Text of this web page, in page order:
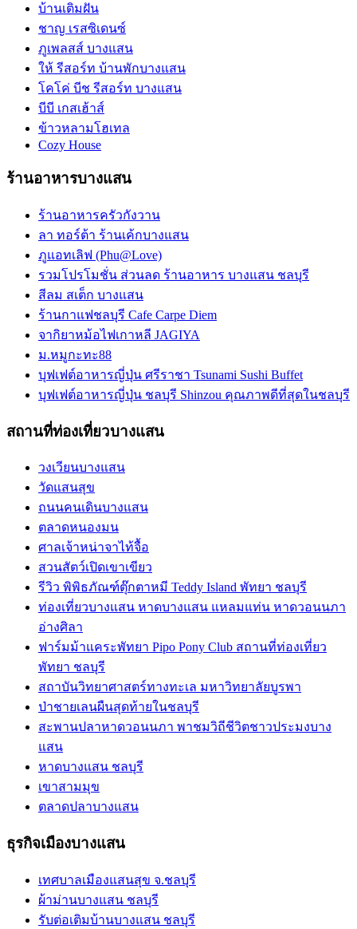
บ้านเติมฝัน
ชาญ เรสซิเดนซ์
ภูเพลสส์ บางแสน
ให้ รีสอร์ท บ้านพักบางแสน
โคโค่ บีช รีสอร์ท บางแสน
บีบี เกสเฮ้าส์
ข้าวหลามโฮเทล
Cozy House
ร้านอาหารบางแสน
ร้านอาหารครัวกังวาน
ลา ทอร์ต้า ร้านเค้กบางแสน
ภูแอทเลิฟ (Phu@Love)
รวมโปรโมชั่น ส่วนลด ร้านอาหาร บางแสน ชลบุรี
สีลม สเต็ก บางแสน
ร้านกาแฟชลบุรี Cafe Carpe Diem
จากิยาหม้อไฟเกาหลี JAGIYA
ม.หมูกะทะ88
บุฟเฟต์อาหารญี่ปุ่น ศรีราชา Tsunami Sushi Buffet
บุฟเฟต์อาหารญี่ปุ่น ชลบุรี Shinzou คุณภาพดีที่สุดในชลบุรี
สถานที่ท่องเที่ยวบางแสน
วงเวียนบางแสน
วัดแสนสุข
ถนนคนเดินบางแสน
ตลาดหนองมน
ศาลเจ้าหน่าจาไท้จื้อ
สวนสัตว์เปิดเขาเขียว
รีวิว พิพิธภัณฑ์ตุ๊กตาหมี Teddy Island พัทยา ชลบุรี
ท่องเที่ยวบางแสน หาดบางแสน แหลมแท่น หาดวอนนภา
อ่างศิลา
ฟาร์มม้าแคระพัทยา Pipo Pony Club สถานที่ท่องเที่ยว
พัทยา ชลบุรี
สถาบันวิทยาศาสตร์ทางทะเล มหาวิทยาลัยบูรพา
ป่าชายเลนผืนสุดท้ายในชลบุรี
สะพานปลาหาดวอนนภา พาชมวิถีชีวิตชาวประมงบาง
แสน
หาดบางแสน ชลบุรี
เขาสามมุข
ตลาดปลาบางแสน
ธุรกิจเมืองบางแสน
เทศบาลเมืองแสนสุข จ.ชลบุรี
ผ้าม่านบางแสน ชลบุรี
รับต่อเติมบ้านบางแสน ชลบุรี